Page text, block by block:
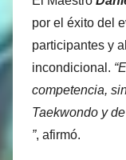
por el éxito del
participantes y
incondicional.
competencia,
Taekwondo y
”, afirmó.